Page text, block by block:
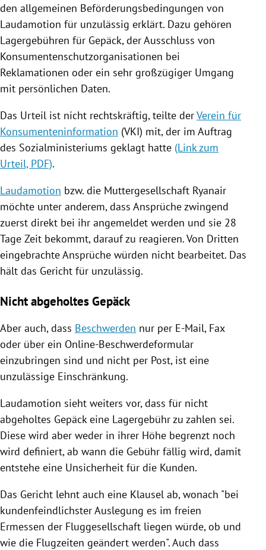
den allgemeinen Beförderungsbedingungen von
Laudamotion für unzulässig erklärt. Dazu gehören
Lagergebühren für Gepäck, der Ausschluss von
Konsumentenschutzorganisationen bei
Reklamationen oder ein sehr großzügiger Umgang
mit persönlichen Daten.
Das Urteil ist nicht rechtskräftig, teilte derVerein für
Konsumenteninformation (VKI) mit, der im Auftrag
des Sozialministeriums geklagt hatte (Link zum
Urteil, PDF).
Laudamotion bzw. die Muttergesellschaft Ryanair
möchte unter anderem, dass Ansprüche zwingend
zuerst direkt bei ihr angemeldet werden und sie 28
Tage Zeit bekommt, darauf zu reagieren. Von Dritten
eingebrachte Ansprüche würden nicht bearbeitet. Das
hält das Gericht für unzulässig.
Nicht abgeholtes Gepäck
Aber auch, dass Beschwerden nur per E-Mail, Fax
oder über ein Online-Beschwerdeformular
einzubringen sind und nicht per Post, ist eine
unzulässige Einschränkung.
Laudamotion sieht weiters vor, dass für nicht
abgeholtes Gepäck eine Lagergebührzu zahlen sei.
Diese wird aber weder in ihrer Höhe begrenzt noch
wird definiert, ab wann die Gebühr fällig wird, damit
entstehe eine Unsicherheit für die Kunden.
Das Gericht lehnt auch eine Klausel ab, wonach "bei
kundenfeindlichster Auslegung es im freien
Ermessen der Fluggesellschaft liegen würde, ob und
wie die Flugzeiten geändert werden". Auch dass